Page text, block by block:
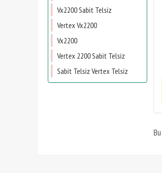
Vx2200 Sabit Telsiz
Vertex Vx2200
Vx2200
Vertex 2200 Sabit Telsiz
Sabit Telsiz Vertex Telsiz